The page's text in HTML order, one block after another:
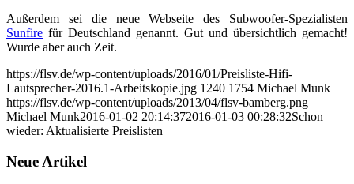
Außerdem sei die neue Webseite des Subwoofer-Spezialisten
Sunfire für Deutschland genannt. Gut und übersichtlich gemacht!
Wurde aber auch Zeit.
https://flsv.de/wp-content/uploads/2016/01/Preisliste-Hifi-
Lautsprecher-2016.1-Arbeitskopie.jpg 1240 1754 Michael Munk
https://flsv.de/wp-content/uploads/2013/04/flsv-bamberg.png
Michael Munk2016-01-02 20:14:372016-01-03 00:28:32Schon
wieder: Aktualisierte Preislisten
Neue Artikel